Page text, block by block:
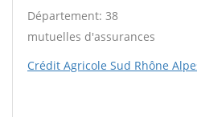
Département: 38
mutuelles d'assurances
Crédit Agricole Sud Rhône